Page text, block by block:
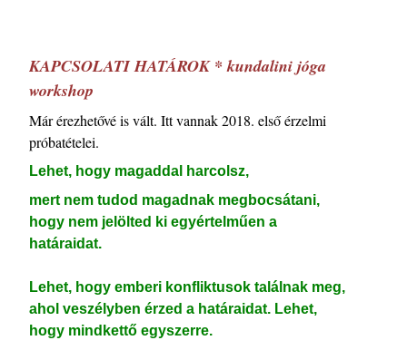
KAPCSOLATI HATÁROK * kundalini jóga
workshop
Már érezhetővé is vált. Itt vannak 2018. első érzelmi
próbatételei.
Lehet, hogy magaddal harcolsz,
mert nem tudod magadnak megbocsátani,
hogy nem jelölted ki egyértelműen a
határaidat.
Lehet, hogy emberi konfliktusok találnak meg,
ahol veszélyben érzed a határaidat. Lehet,
hogy mindkettő egyszerre.